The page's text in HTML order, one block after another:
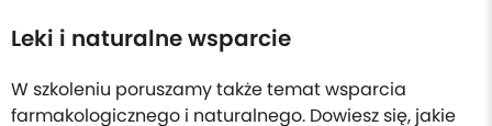
Leki i naturalne wsparcie
W szkoleniu poruszamy także temat wsparcia
farmakologicznego i naturalnego. Dowiesz się, jakie